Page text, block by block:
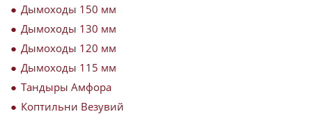
Дымоходы 150 мм
Дымоходы 130 мм
Дымоходы 120 мм
Дымоходы 115 мм
Тандыры Амфора
Коптильни Везувий